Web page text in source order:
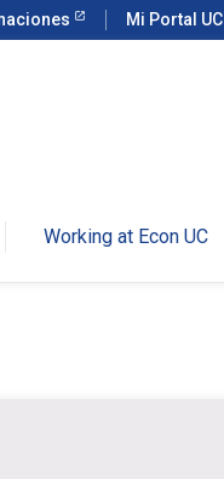
Mi Portal UC
Working at Econ UC